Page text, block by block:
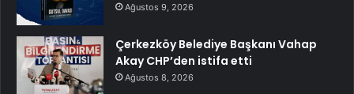
Ağustos 9, 2026
Çerkezköy Belediye Başkanı Vahap
Akay CHP’den istifa etti
Ağustos 8, 2026